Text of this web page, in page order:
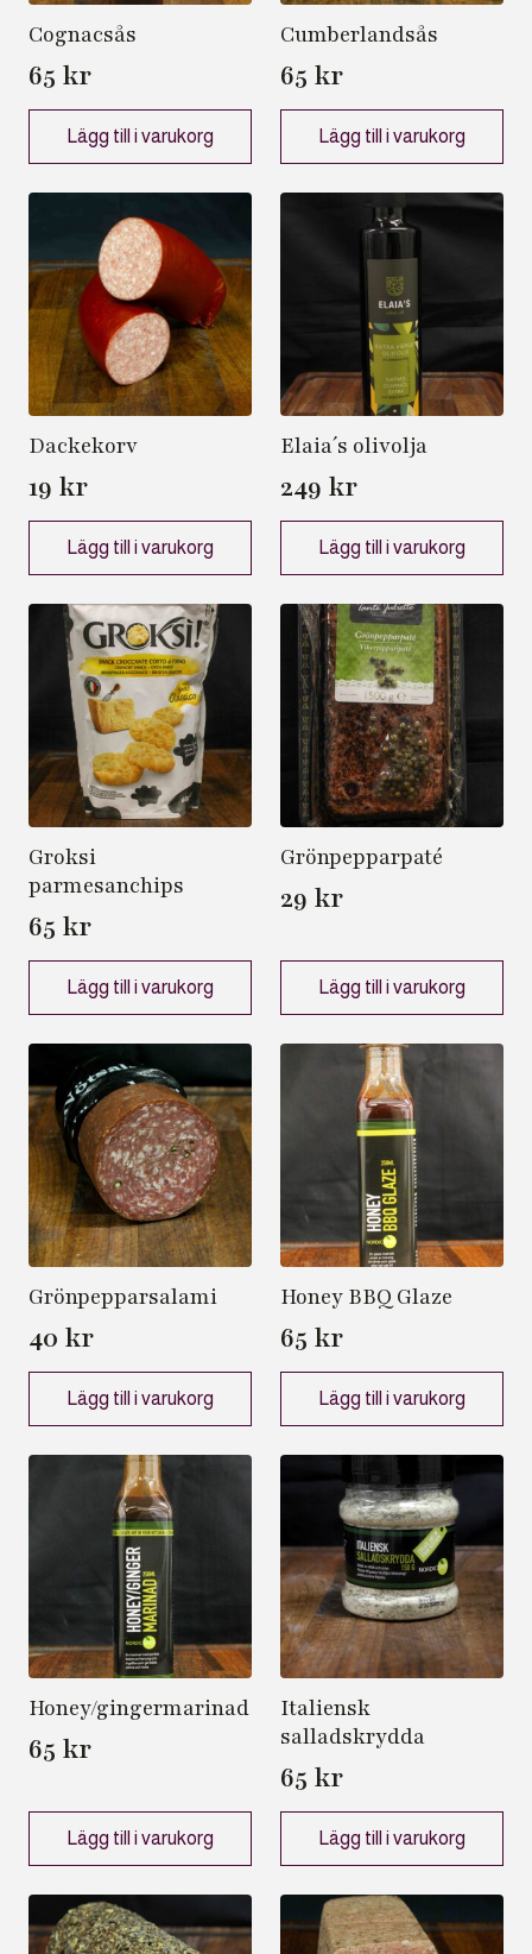
Cognacsås
65 kr
Lägg till i varukorg
Cumberlandsås
65 kr
Lägg till i varukorg
Dackekorv
19 kr
Lägg till i varukorg
Elaia´s olivolja
249 kr
Lägg till i varukorg
Groksi
parmesanchips
65 kr
Lägg till i varukorg
Grönpepparpaté
29 kr
Lägg till i varukorg
Grönpepparsalami
40 kr
Lägg till i varukorg
Honey BBQ Glaze
65 kr
Lägg till i varukorg
Honey/gingermarinad
65 kr
Lägg till i varukorg
Italiensk
salladskrydda
65 kr
Lägg till i varukorg